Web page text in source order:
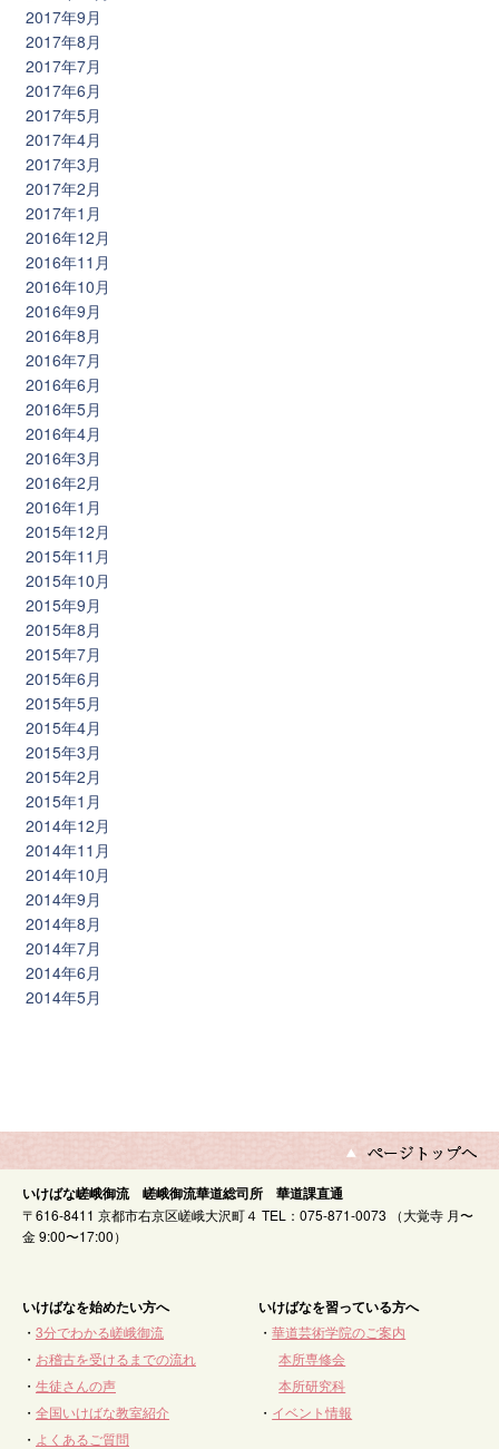
2017年9月
2017年8月
2017年7月
2017年6月
2017年5月
2017年4月
2017年3月
2017年2月
2017年1月
2016年12月
2016年11月
2016年10月
2016年9月
2016年8月
2016年7月
2016年6月
2016年5月
2016年4月
2016年3月
2016年2月
2016年1月
2015年12月
2015年11月
2015年10月
2015年9月
2015年8月
2015年7月
2015年6月
2015年5月
2015年4月
2015年3月
2015年2月
2015年1月
2014年12月
2014年11月
2014年10月
2014年9月
2014年8月
2014年7月
2014年6月
2014年5月
いけばな嵯峨御流 嵯峨御流華道総司所 華道課直通
〒616-8411 京都市右京区嵯峨大沢町４ TEL：075-871-0073 （大覚寺 月〜
金 9:00〜17:00）
いけばなを始めたい方へ
・ 3分でわかる嵯峨御流
・ お稽古を受けるまでの流れ
・ 生徒さんの声
・ 全国いけばな教室紹介
・ よくあるご質問
いけばなを習っている方へ
・華道芸術学院のご案内
本所専修会
本所研究科
・ イベント情報